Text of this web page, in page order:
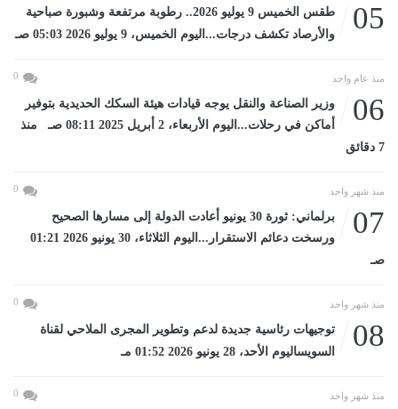
05
طقس الخميس 9 يوليو 2026.. رطوبة مرتفعة وشبورة صباحية
والأرصاد تكشف درجات...اليوم الخميس، 9 يوليو 2026 05:03 صـ
منذ عام واحد 0
06
وزير الصناعة والنقل يوجه قيادات هيئة السكك الحديدية بتوفير
أماكن في رحلات...اليوم الأربعاء، 2 أبريل 2025 08:11 صـ منذ
7 دقائق
منذ شهر واحد 0
07
برلماني: ثورة 30 يونيو أعادت الدولة إلى مسارها الصحيح
ورسخت دعائم الاستقرار...اليوم الثلاثاء، 30 يونيو 2026 01:21
صـ
منذ شهر واحد 0
08
توجيهات رئاسية جديدة لدعم وتطوير المجرى الملاحي لقناة
السويساليوم الأحد، 28 يونيو 2026 01:52 مـ
منذ شهر واحد 0